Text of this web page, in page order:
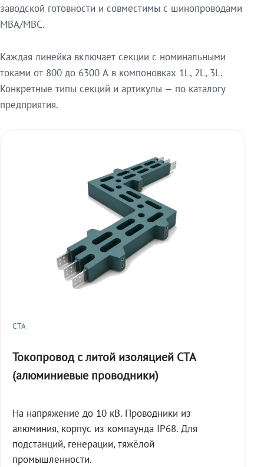
заводской готовности и совместимы с шинопроводами
МВА/МВС.
Каждая линейка включает секции с номинальными
токами от 800 до 6300 А в компоновках 1L, 2L, 3L.
Конкретные типы секций и артикулы — по каталогу
предприятия.
СТА
Токопровод с литой изоляцией СТА
(алюминиевые проводники)
На напряжение до 10 кВ. Проводники из
алюминия, корпус из компаунда IP68. Для
подстанций, генерации, тяжёлой
промышленности.